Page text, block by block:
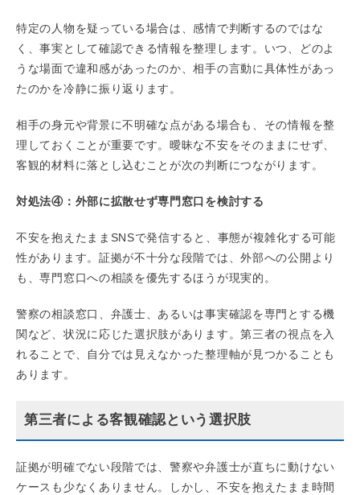
特定の人物を疑っている場合は、感情で判断するのではな
く、事実として確認できる情報を整理します。いつ、どのよ
うな場面で違和感があったのか、相手の言動に具体性があっ
たのかを冷静に振り返ります。
相手の身元や背景に不明確な点がある場合も、その情報を整
理しておくことが重要です。曖昧な不安をそのままにせず、
客観的材料に落とし込むことが次の判断につながります。
対処法④：外部に拡散せず専門窓口を検討する
不安を抱えたままSNSで発信すると、事態が複雑化する可能
性があります。証拠が不十分な段階では、外部への公開より
も、専門窓口への相談を優先するほうが現実的。
警察の相談窓口、弁護士、あるいは事実確認を専門とする機
関など、状況に応じた選択肢があります。第三者の視点を入
れることで、自分では見えなかった整理軸が見つかることも
あります。
第三者による客観確認という選択肢
証拠が明確でない段階では、警察や弁護士が直ちに動けない
ケースも少なくありません。しかし、不安を抱えたまま時間